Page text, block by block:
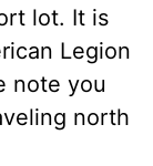
lot. It is
Legion
note you
north